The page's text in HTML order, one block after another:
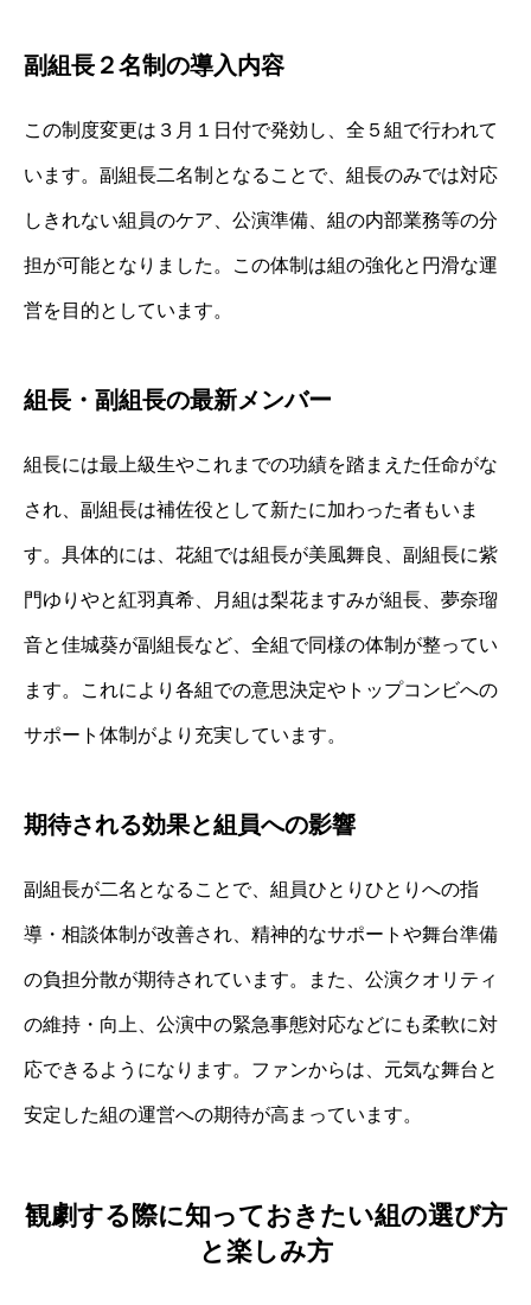
副組長２名制の導入内容
この制度変更は３月１日付で発効し、全５組で行われて
います。副組長二名制となることで、組長のみでは対応
しきれない組員のケア、公演準備、組の内部業務等の分
担が可能となりました。この体制は組の強化と円滑な運
営を目的としています。
組長・副組長の最新メンバー
組長には最上級生やこれまでの功績を踏まえた任命がな
され、副組長は補佐役として新たに加わった者もいま
す。具体的には、花組では組長が美風舞良、副組長に紫
門ゆりやと紅羽真希、月組は梨花ますみが組長、夢奈瑠
音と佳城葵が副組長など、全組で同様の体制が整ってい
ます。これにより各組での意思決定やトップコンビへの
サポート体制がより充実しています。
期待される効果と組員への影響
副組長が二名となることで、組員ひとりひとりへの指
導・相談体制が改善され、精神的なサポートや舞台準備
の負担分散が期待されています。また、公演クオリティ
の維持・向上、公演中の緊急事態対応などにも柔軟に対
応できるようになります。ファンからは、元気な舞台と
安定した組の運営への期待が高まっています。
観劇する際に知っておきたい組の選び方
と楽しみ方